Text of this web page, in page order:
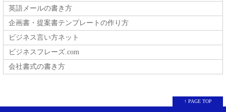
英語メールの書き方
企画書・提案書テンプレートの作り方
ビジネス言い方ネット
ビジネスフレーズ.com
会社書式の書き方
↑ PAGE TOP